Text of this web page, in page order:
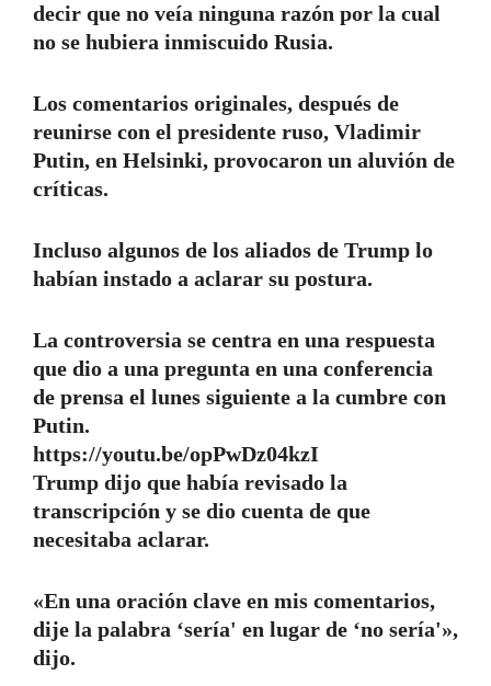
decir que no veía ninguna razón por la cual
no se hubiera inmiscuido Rusia.
Los comentarios originales, después de
reunirse con el presidente ruso, Vladimir
Putin, en Helsinki, provocaron un aluvión de
críticas.
Incluso algunos de los aliados de Trump lo
habían instado a aclarar su postura.
La controversia se centra en una respuesta
que dio a una pregunta en una conferencia
de prensa el lunes siguiente a la cumbre con
Putin.
https://youtu.be/opPwDz04kzI
Trump dijo que había revisado la
transcripción y se dio cuenta de que
necesitaba aclarar.
«En una oración clave en mis comentarios,
dije la palabra ‘sería' en lugar de ‘no sería'»,
dijo.